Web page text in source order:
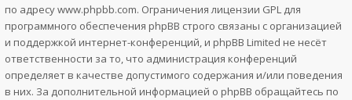
по адресуwww.phpbb.com. Ограничения лицензии GPL для
программного обеспечения phpBB строго связаны с организацией
и поддержкой интернет-конференций, и phpBB Limited не несёт
ответственности за то, что администрация конференций
определяет в качестве допустимого содержания и/или поведения
в них. За дополнительной информацией о phpBB обращайтесь по